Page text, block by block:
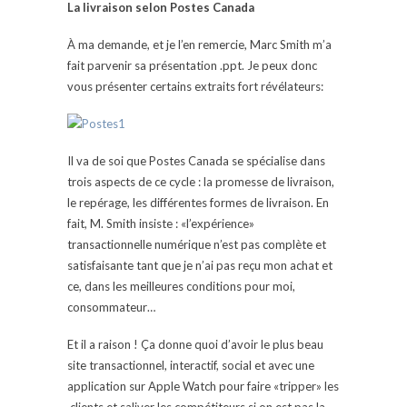
La livraison selon Postes Canada
À ma demande, et je l’en remercie, Marc Smith m’a
fait parvenir sa présentation .ppt. Je peux donc
vous présenter certains extraits fort révélateurs:
Il va de soi que Postes Canada se spécialise dans
trois aspects de ce cycle : la promesse de livraison,
le repérage, les différentes formes de livraison. En
fait, M. Smith insiste : «l’expérience»
transactionnelle numérique n’est pas complète et
satisfaisante tant que je n’ai pas reçu mon achat et
ce, dans les meilleures conditions pour moi,
consommateur…
Et il a raison ! Ça donne quoi d’avoir le plus beau
site transactionnel, interactif, social et avec une
application sur Apple Watch pour faire «tripper» les